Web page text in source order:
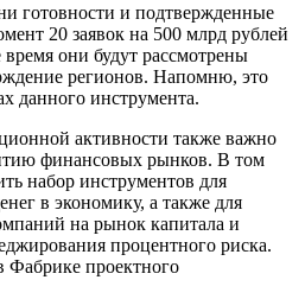
готовности и подтвержденные
20 заявок на 500 млрд рублей
они будут рассмотрены
регионов. Напомню, это
данного инструмента.
активности также важно
финансовых рынков. В том
набор инструментов для
в экономику, а также для
на рынок капитала и
процентного риска.
Фабрике проектного